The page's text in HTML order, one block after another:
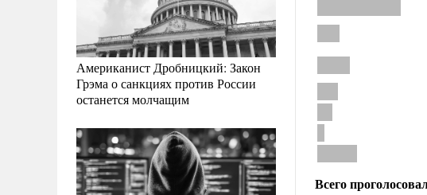
Американист Дробницкий: Закон
Грэма о санкциях против России
останется молчащим
Всего